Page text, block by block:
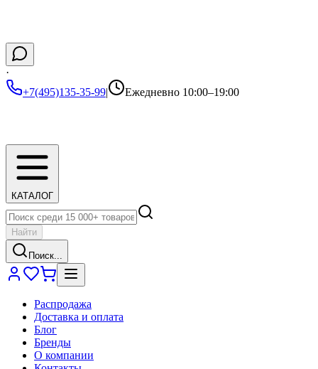
·
+7(495)135-35-99| Ежедневно 10:00–19:00
КАТАЛОГ
Найти
Поиск...
Распродажа
Доставка и оплата
Блог
Бренды
О компании